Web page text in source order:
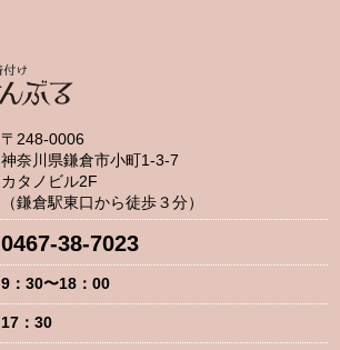
〒248-0006
神奈川県鎌倉市小町1-3-7
カタノビル2F
（鎌倉駅東口から徒歩３分）
0467-38-7023
9：30〜18：00
17：30